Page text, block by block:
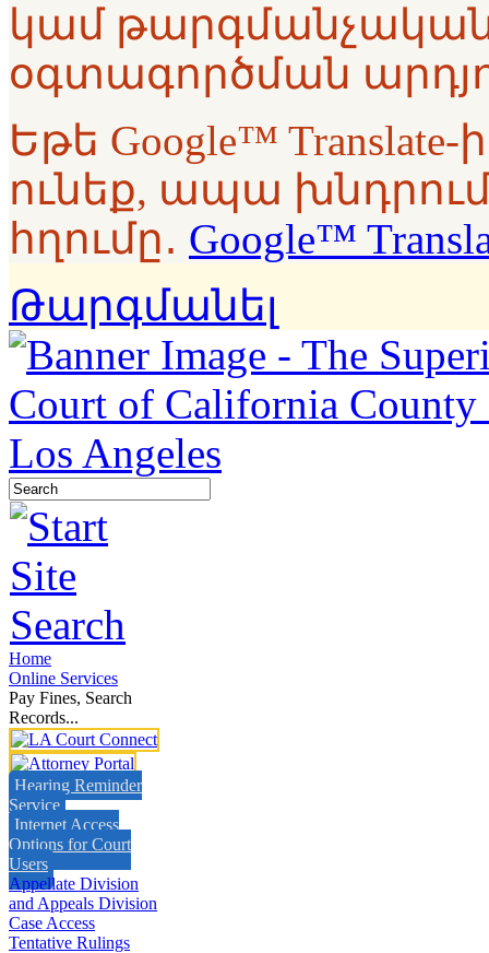
կամ
օգտագործման
Եթե Google™
ունեք, ապա խնդրում
հղումը․ Google™
Թարգմանել
Home
Online Services
Pay Fines, Search
Records...
Hearing Reminder
Service
Internet Access
Options for Court
Users
Appellate Division
and Appeals Division
Case Access
Tentative Rulings